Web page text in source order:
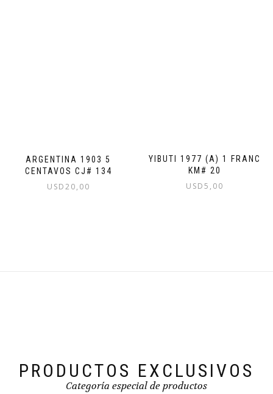
ARGENTINA 1903 5
CENTAVOS CJ# 134
USD20,00
YIBUTI 1977 (A) 1 FRANC
KM# 20
USD5,00
PRODUCTOS EXCLUSIVOS
Categoría especial de productos